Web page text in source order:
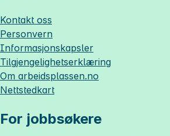
Kontakt oss
Personvern
Informasjonskapsler
Tilgjengelighetserklæring
Om arbeidsplassen.no
Nettstedkart
For jobbsøkere